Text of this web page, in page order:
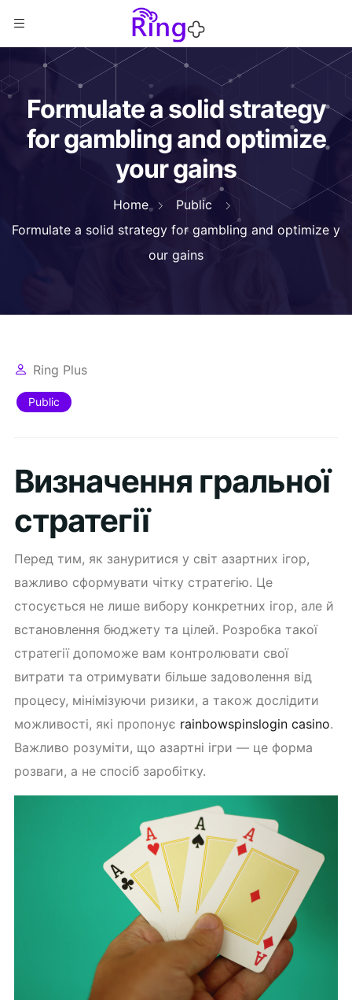
Formulate a solid strategy
for gambling and optimize
your gains
Home
Public
Formulate a solid strategy for gambling and optimize y
our gains
Ring Plus
Public
Визначення гральної
стратегії
Перед тим, як зануритися у світ азартних ігор,
важливо сформувати чітку стратегію. Це
стосується не лише вибору конкретних ігор, але й
встановлення бюджету та цілей. Розробка такої
стратегії допоможе вам контролювати свої
витрати та отримувати більше задоволення від
процесу, мінімізуючи ризики, а також дослідити
можливості, які пропонує rainbowspinslogin casino.
Важливо розуміти, що азартні ігри — це форма
розваги, а не спосіб заробітку.